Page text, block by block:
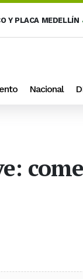
Y PLACA MEDELLÍN
Nacional